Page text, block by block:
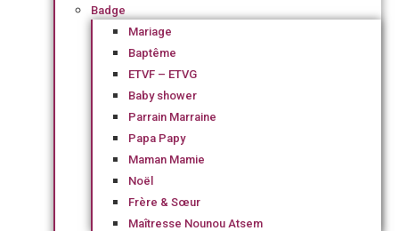
Badge
Mariage
Baptême
ETVF – ETVG
Baby shower
Parrain Marraine
Papa Papy
Maman Mamie
Noël
Frère & Sœur
Maîtresse Nounou Atsem